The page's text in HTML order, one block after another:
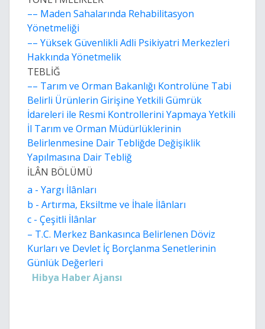
–– Maden Sahalarında Rehabilitasyon
Yönetmeliği
–– Yüksek Güvenlikli Adli Psikiyatri Merkezleri
Hakkında Yönetmelik
TEBLİĞ
–– Tarım ve Orman Bakanlığı Kontrolüne Tabi
Belirli Ürünlerin Girişine Yetkili Gümrük
İdareleri ile Resmi Kontrollerini Yapmaya Yetkili
İl Tarım ve Orman Müdürlüklerinin
Belirlenmesine Dair Tebliğde Değişiklik
Yapılmasına Dair Tebliğ
İLÂN BÖLÜMÜ
a - Yargı İlânları
b - Artırma, Eksiltme ve İhale İlânları
c - Çeşitli İlânlar
– T.C. Merkez Bankasınca Belirlenen Döviz
Kurları ve Devlet İç Borçlanma Senetlerinin
Günlük Değerleri
Hibya Haber Ajansı